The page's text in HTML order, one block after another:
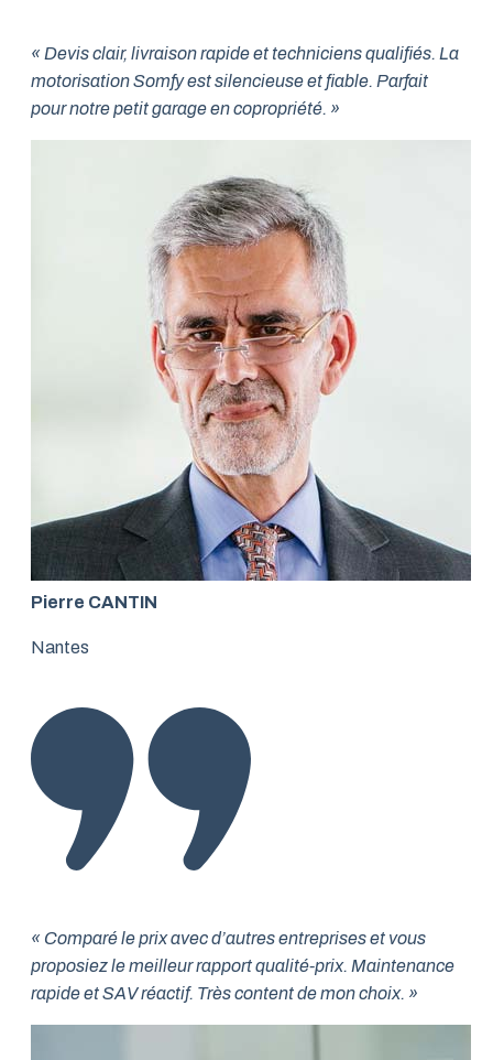
« Devis clair, livraison rapide et techniciens qualifiés. La
motorisation Somfy est silencieuse et fiable. Parfait
pour notre petit garage en copropriété. »
Pierre CANTIN
Nantes
« Comparé le prix avec d’autres entreprises et vous
proposiez le meilleur rapport qualité-prix. Maintenance
rapide et SAV réactif. Très content de mon choix. »